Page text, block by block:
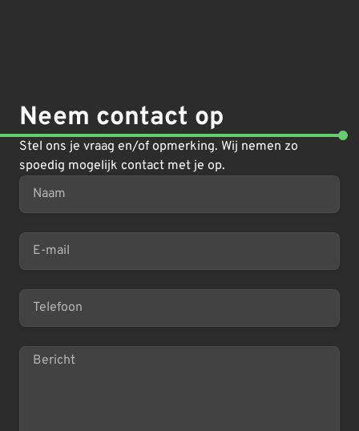
Neem contact op
Stel ons je vraag en/of opmerking. Wij nemen zo
spoedig mogelijk contact met je op.